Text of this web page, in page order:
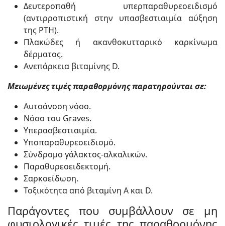
Δευτεροπαθή υπερπαραθυρεοειδισμό
(αντιρροπιστική στην υπασβεστιαιμία αύξηση
της PTH).
Πλακώδες ή ακανθοκυτταρικό καρκίνωμα
δέρματος.
Ανεπάρκεια βιταμίνης D.
Μειωμένες τιμές παραθορμόνης παρατηρούνται σε:
Αυτοάνοση νόσο.
Νόσο του Graves.
Υπερασβεστιαιμία.
Υποπαραθυρεοειδισμό.
Σύνδρομο γάλακτος-αλκαλικών.
Παραθυρεοειδεκτομή.
Σαρκοείδωση.
Τοξικότητα από βιταμίνη Α και D.
Παράγοντες που συμβάλλουν σε μη